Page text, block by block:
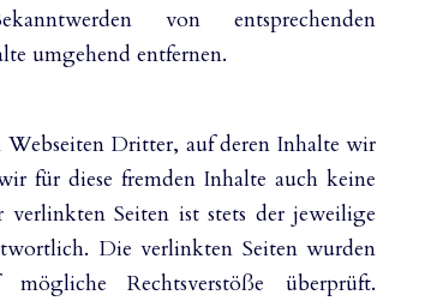
von entsprechenden
umgehend entfernen.
Dritter, auf deren Inhalte wir
für diese fremden Inhalte auch keine
Seiten ist stets der jeweilige
Die verlinkten Seiten wurden
Rechtsverstöße überprüft.